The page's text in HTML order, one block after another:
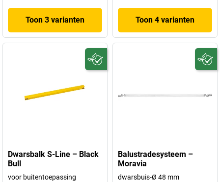
Toon 3 varianten Toon 4 varianten
Dwarsbalk S-Line – Black
Bull
voor buitentoepassing
Balustradesysteem –
Moravia
dwarsbuis-Ø 48 mm